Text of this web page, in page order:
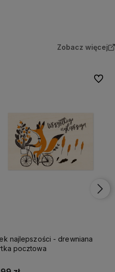
Zobacz więcej
najlepszości - drewniana
pocztowa
Do